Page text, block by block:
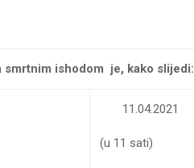
ishodom je, kako slijedi:
11.04.2021
(u 11 sati)